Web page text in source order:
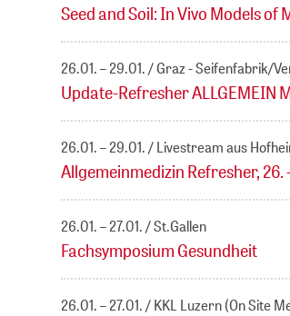
Seed and Soil: In Vivo Models of
26.01. – 29.01. Graz - Seifenfabrik/
Update-Refresher ALLGEMEIN
26.01. – 29.01. Livestream aus
Allgemeinmedizin Refresher, 26.
26.01. – 27.01. St.Gallen
Fachsymposium Gesundheit
26.01. – 27.01. KKL Luzern (On Site